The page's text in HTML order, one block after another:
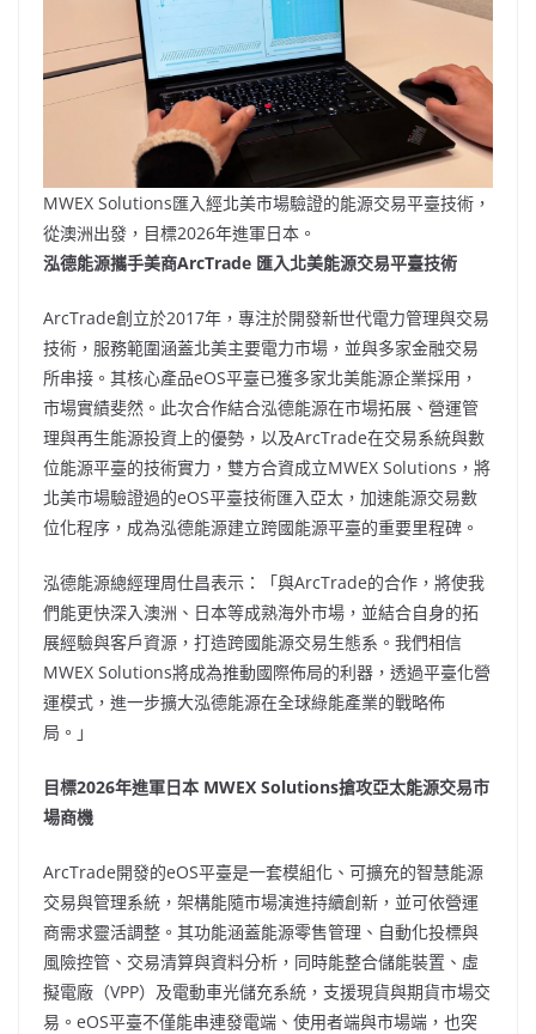
MWEX Solutions匯入經北美市場驗證的能源交易平臺技術，
從澳洲出發，目標2026年進軍日本。
泓德能源攜手美商ArcTrade 匯入北美能源交易平臺技術
ArcTrade創立於2017年，專注於開發新世代電力管理與交易
技術，服務範圍涵蓋北美主要電力市場，並與多家金融交易
所串接。其核心產品eOS平臺已獲多家北美能源企業採用，
市場實績斐然。此次合作結合泓德能源在市場拓展、營運管
理與再生能源投資上的優勢，以及ArcTrade在交易系統與數
位能源平臺的技術實力，雙方合資成立MWEX Solutions，將
北美市場驗證過的eOS平臺技術匯入亞太，加速能源交易數
位化程序，成為泓德能源建立跨國能源平臺的重要里程碑。
泓德能源總經理周仕昌表示：「與ArcTrade的合作，將使我
們能更快深入澳洲、日本等成熟海外市場，並結合自身的拓
展經驗與客戶資源，打造跨國能源交易生態系。我們相信
MWEX Solutions將成為推動國際佈局的利器，透過平臺化營
運模式，進一步擴大泓德能源在全球綠能產業的戰略佈
局。」
目標2026年進軍日本 MWEX Solutions搶攻亞太能源交易市
場商機
ArcTrade開發的eOS平臺是一套模組化、可擴充的智慧能源
交易與管理系統，架構能隨市場演進持續創新，並可依營運
商需求靈活調整。其功能涵蓋能源零售管理、自動化投標與
風險控管、交易清算與資料分析，同時能整合儲能裝置、虛
擬電廠（VPP）及電動車光儲充系統，支援現貨與期貨市場交
易。eOS平臺不僅能串連發電端、使用者端與市場端，也突